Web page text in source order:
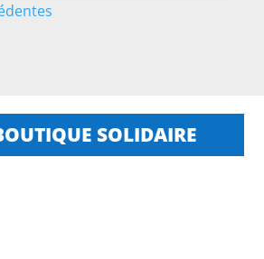
SOLIDAIRE